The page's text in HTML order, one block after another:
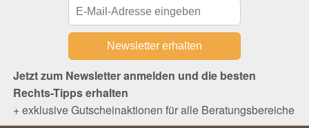
Jetzt zum Newsletter anmelden und die besten
Rechts-Tipps erhalten
+ exklusive Gutscheinaktionen für alle Beratungsbereiche